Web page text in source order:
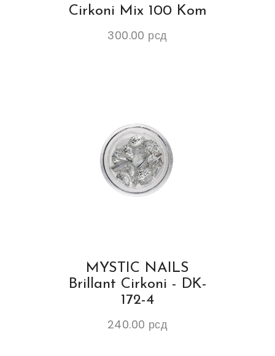
Cirkoni Mix 100 Kom
300.00 рсд
MYSTIC NAILS
Brillant Cirkoni - DK-
172-4
240.00 рсд